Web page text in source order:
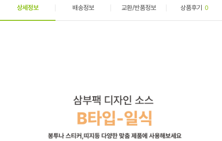
상세정보 배송정보 교환/반품정보 상품후기 0